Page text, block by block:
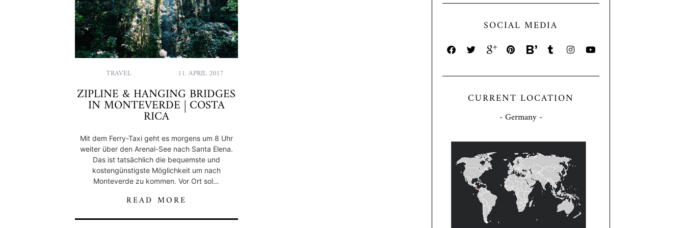
TRAVEL 11. APRIL 2017
ZIPLINE & HANGING BRIDGES
IN MONTEVERDE | COSTA
RICA
Mit dem Ferry-Taxi geht es morgens um 8 Uhr
weiter über den Arenal-See nach Santa Elena.
Das ist tatsächlich die bequemste und
kostengünstigste Möglichkeit um nach
Monteverde zu kommen. Vor Ort sol…
READ MORE
SOCIAL MEDIA
CURRENT LOCATION
- Germany -